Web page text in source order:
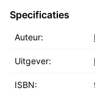
Specificaties
Auteur:
Uitgever:
ISBN: